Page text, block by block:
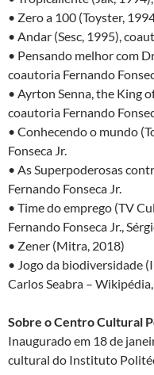
• Zero a 100 (Toyster,
• Andar (Sesc, 1995),
• Pensando melhor com
coautoria Fernando
• Ayrton Senna, the King
coautoria Fernando
• Conhecendo o mundo
Fonseca Jr.
• As Superpoderosas
Fernando Fonseca Jr.
• Time do emprego (TV
Fernando Fonseca Jr.,
• Zener (Mitra, 2018)
• Jogo da biodiversidade
Carlos Seabra –
Sobre o Centro Cultural
Inaugurado em 18 de
cultural do Instituto